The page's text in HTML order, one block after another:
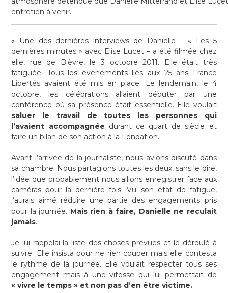
entretien à venir.
« Une des dernières interviews de Danielle – « Les 5
dernières minutes » avec Elise Lucet – a été filmée chez
elle, rue de Bièvre, le 3 octobre 2011. Elle était très
fatiguée. Tous les événements liés aux 25 ans France
Libertés avaient été mis en place. Le lendemain, le 4
octobre, les célébrations allaient débuter par une
conférence où sa présence était essentielle. Elle voulait
saluer le travail de toutes les personnes qui
l’avaient accompagnée durant ce quart de siècle et
faire un bilan de son action à la Fondation.
Avant l’arrivée de la journaliste, nous avions discuté dans
sa chambre. Nous partagions toutes les deux, sans le dire,
l’idée que probablement nous allions enregistrer face aux
caméras pour la dernière fois. Vu son état de fatigue,
j’aurais aimé réduire une partie des engagements pris
pour la journée. Mais rien à faire, Danielle ne reculait
jamais.
Je lui rappelai la liste des choses prévues et le déroulé à
suivre. Elle insista pour ne rien couper mais elle contesta
le rythme de la journée. Elle voulait respecter tous ses
engagement mais à une vitesse qui lui permettait de
« vivre le temps » et non pas d’en être victime.